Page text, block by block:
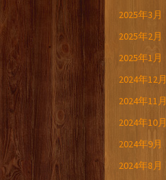
2025年3月
2025年2月
2025年1月
2024年12月
2024年11月
2024年10月
2024年9月
2024年8月